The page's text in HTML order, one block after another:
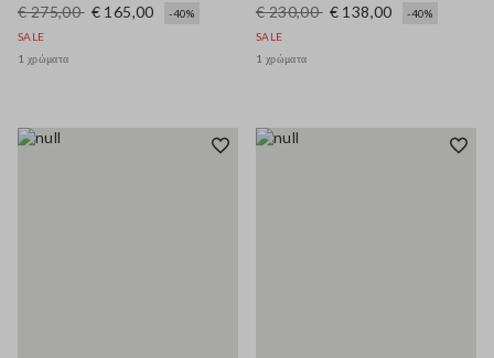
€ 275,00 € 165,00
-40%
SALE
1 χρώματα
€ 230,00 € 138,00
-40%
SALE
1 χρώματα